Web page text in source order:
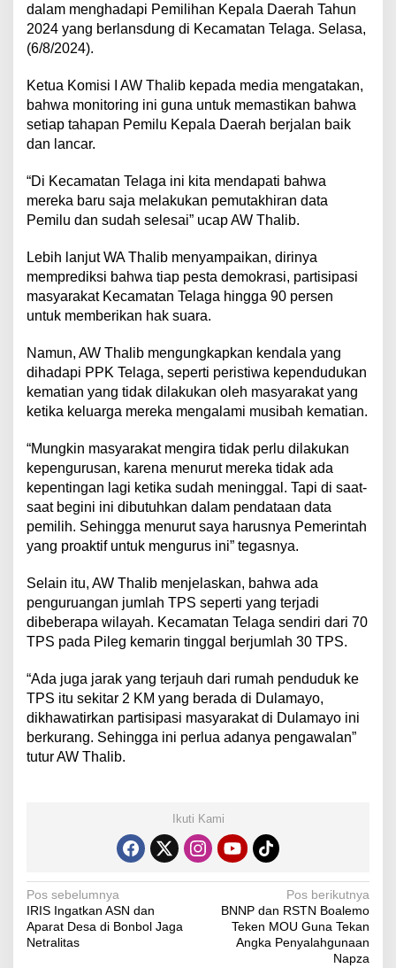
dalam menghadapi Pemilihan Kepala Daerah Tahun
2024 yang berlansdung di Kecamatan Telaga. Selasa,
(6/8/2024).
Ketua Komisi I AW Thalib kepada media mengatakan,
bahwa monitoring ini guna untuk memastikan bahwa
setiap tahapan Pemilu Kepala Daerah berjalan baik
dan lancar.
“Di Kecamatan Telaga ini kita mendapati bahwa
mereka baru saja melakukan pemutakhiran data
Pemilu dan sudah selesai” ucap AW Thalib.
Lebih lanjut WA Thalib menyampaikan, dirinya
memprediksi bahwa tiap pesta demokrasi, partisipasi
masyarakat Kecamatan Telaga hingga 90 persen
untuk memberikan hak suara.
Namun, AW Thalib mengungkapkan kendala yang
dihadapi PPK Telaga, seperti peristiwa kependudukan
kematian yang tidak dilakukan oleh masyarakat yang
ketika keluarga mereka mengalami musibah kematian.
“Mungkin masyarakat mengira tidak perlu dilakukan
kepengurusan, karena menurut mereka tidak ada
kepentingan lagi ketika sudah meninggal. Tapi di saat-
saat begini ini dibutuhkan dalam pendataan data
pemilih. Sehingga menurut saya harusnya Pemerintah
yang proaktif untuk mengurus ini” tegasnya.
Selain itu, AW Thalib menjelaskan, bahwa ada
penguruangan jumlah TPS seperti yang terjadi
dibeberapa wilayah. Kecamatan Telaga sendiri dari 70
TPS pada Pileg kemarin tinggal berjumlah 30 TPS.
“Ada juga jarak yang terjauh dari rumah penduduk ke
TPS itu sekitar 2 KM yang berada di Dulamayo,
dikhawatirkan partisipasi masyarakat di Dulamayo ini
berkurang. Sehingga ini perlua adanya pengawalan”
tutur AW Thalib.
Ikuti Kami
N
a
v
Pos sebelumnya
IRIS Ingatkan ASN dan
Aparat Desa di Bonbol Jaga
Netralitas
Pos berikutnya
BNNP dan RSTN Boalemo
Teken MOU Guna Tekan
Angka Penyalahgunaan
Napza